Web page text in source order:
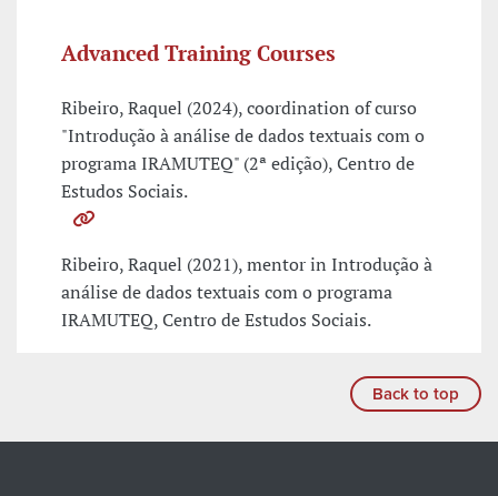
Advanced Training Courses
Ribeiro, Raquel (2024), coordination of curso
"Introdução à análise de dados textuais com o
programa IRAMUTEQ" (2ª edição), Centro de
Estudos Sociais.
Ribeiro, Raquel (2021), mentor in Introdução à
análise de dados textuais com o programa
IRAMUTEQ, Centro de Estudos Sociais.
Back to top